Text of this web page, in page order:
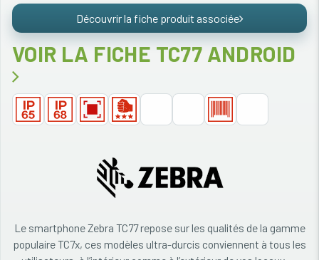
Découvrir la fiche produit associée
VOIR LA FICHE TC77 ANDROID
Le smartphone Zebra TC77 repose sur les qualités de la gamme
populaire TC7x, ces modèles ultra-durcis conviennent à tous les